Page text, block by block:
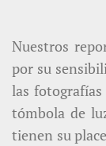
Nuestros
por su
las
tómbola de
tienen su